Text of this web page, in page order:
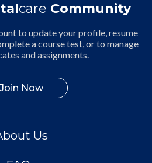
care Community
to update your profile, resume
a course test, or to manage
and assignments.
Join Now
Us